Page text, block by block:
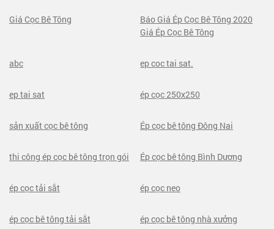
Giá Cọc Bê Tông
Báo Giá Ép Cọc Bê Tông 2020
Giá Ép Cọc Bê Tông
abc ep coc tai sat.
ep tai sat ép cọc 250x250
sản xuất cọc bê tông Ép cọc bê tông Đông Nai
thi công ép cọc bê tông trọn gói Ép cọc bê tông Bình Dương
ép cọc tải sắt ép cọc neo
ép cọc bê tông tải sắt ép cọc bê tông nhà xưởng